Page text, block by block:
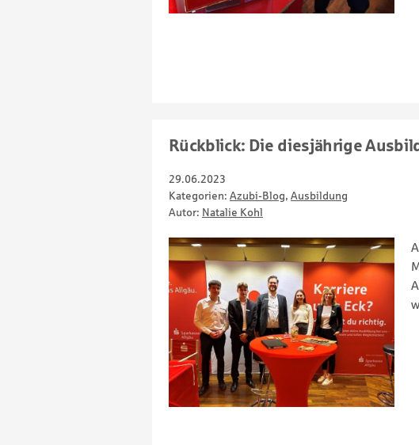
Rückblick: Die diesjährige
29.06.2023
Kategorien: Azubi-Blog, Ausbildung
Autor: Natalie Kohl